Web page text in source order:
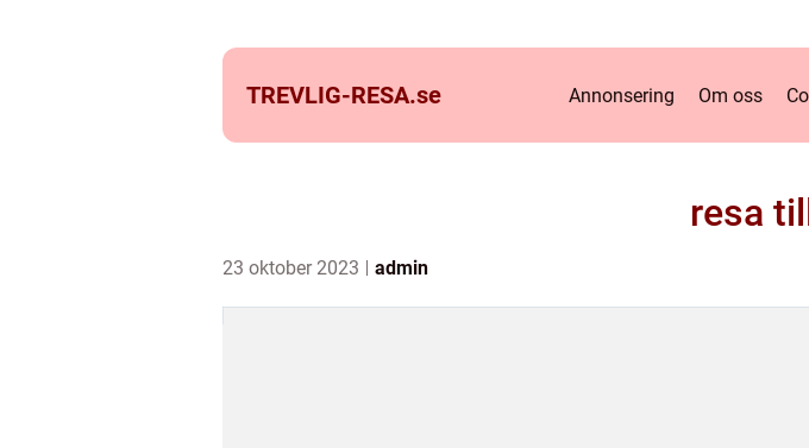
TREVLIG-RESA.se Annonsering Om oss
resa
23 oktober 2023 admin